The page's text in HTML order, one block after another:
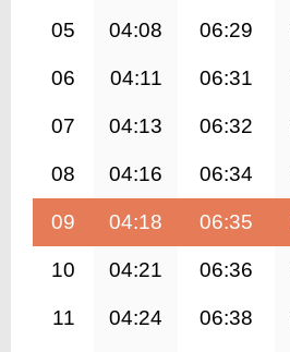
05 04:08 06:29
06 04:11 06:31
07 04:13 06:32
08 04:16 06:34
09 04:18 06:35
10 04:21 06:36
11 04:24 06:38